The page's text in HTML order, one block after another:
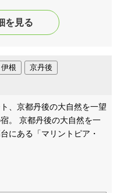
を見る
伊根 京丹後
、京都丹後の大自然を一望
。 京都丹後の大自然を一
にある「マリントピア・